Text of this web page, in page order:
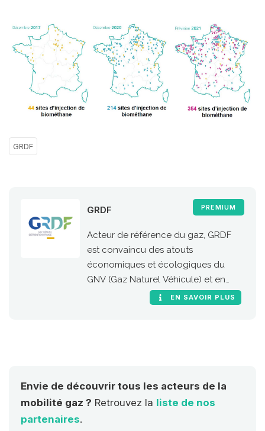
GRDF
PREMIUM
GRDF
Acteur de référence du gaz, GRDF
est convaincu des atouts
économiques et écologiques du
GNV (Gaz Naturel Véhicule) et en
particulier de sa version 100 %
EN SAVOIR PLUS
Envie de découvrir tous les acteurs de la
mobilité gaz ? Retrouvez la liste de nos
partenaires.